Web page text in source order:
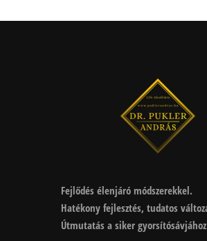
Fejlődés élenjáró módszerekkel.
Hatékony fejlesztés, tudatos
Útmutatás a siker